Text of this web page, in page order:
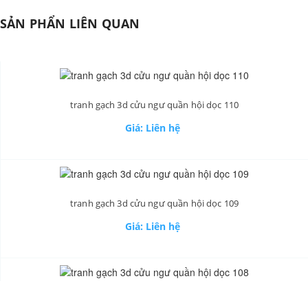
SẢN PHẨN LIÊN QUAN
tranh gạch 3d cửu ngư quần hội dọc 110
Giá: Liên hệ
tranh gạch 3d cửu ngư quần hội dọc 109
Giá: Liên hệ